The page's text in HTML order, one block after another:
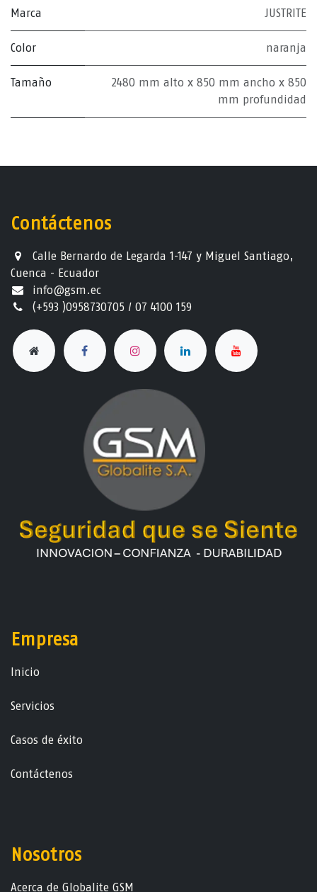
Marca JUSTRITE
Color naranja
Tamaño
2480 mm alto x 850 mm ancho x 850
mm profundidad
Contáctenos
Calle Bernardo de Legarda 1-147 y Miguel Santiago,
Cuenca - Ecuador
info@gsm.ec​
(+593 )0958730705 / 07 4100 159
Empresa
Ini​ci​o
Servicios
Casos de éxito
Contáctenos
Nosotros
Acerca de Globalite GSM